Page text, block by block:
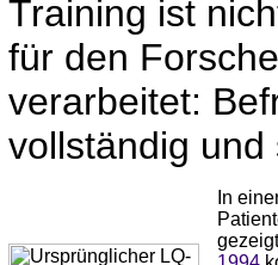
Training ist
für den
verarbeitet:
vollständig
In